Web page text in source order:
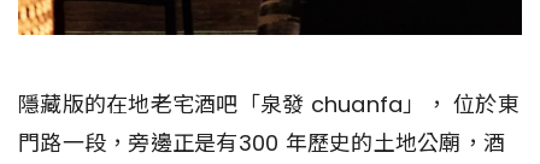
隱藏版的在地老宅酒吧「泉發 chuanfa」， 位於東
門路一段，旁邊正是有300 年歷史的土地公廟，酒